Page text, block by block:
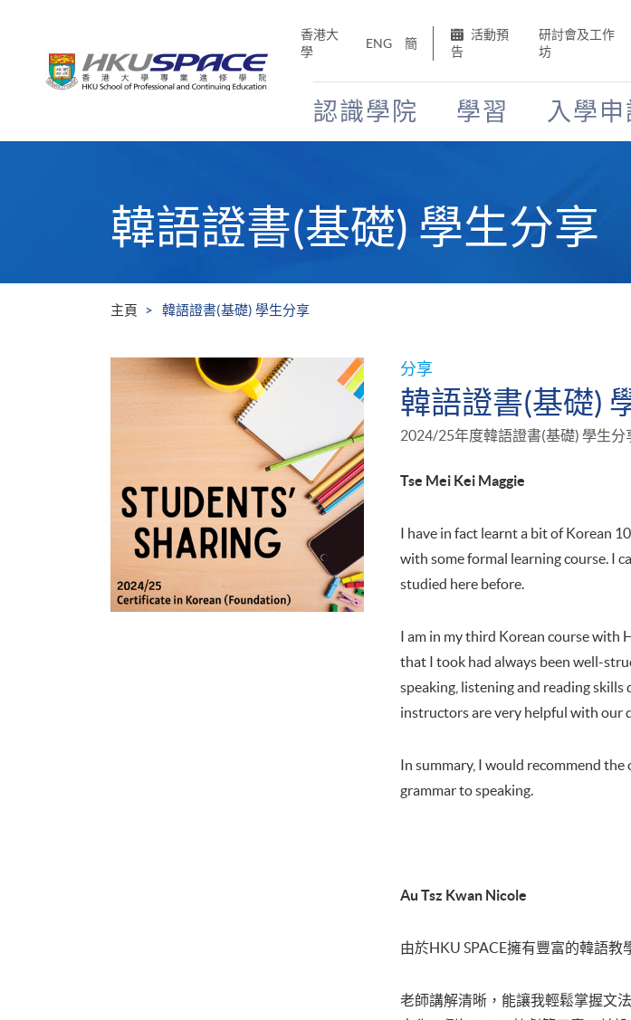
香港大
學
ENG 簡
活動預
告
研討會及工作
坊
認識學院 學習 入學申
韓語證書(基礎) 學生分享
主頁 韓語證書(基礎) 學生分享
分享
韓語證書(基礎)
2024/25年度韓語證書(基礎) 學生分
Tse Mei Kei Maggie
I have in fact learnt a bit of Korean
with some formal learning course. I
studied here before.
I am in my third Korean course with
that I took had always been well-
speaking, listening and reading skills
instructors are very helpful with our
In summary, I would recommend
grammar to speaking.
Au Tsz Kwan Nicole
由於HKU SPACE擁有豐富的韓語
老師講解清晰，能讓我輕鬆掌握文